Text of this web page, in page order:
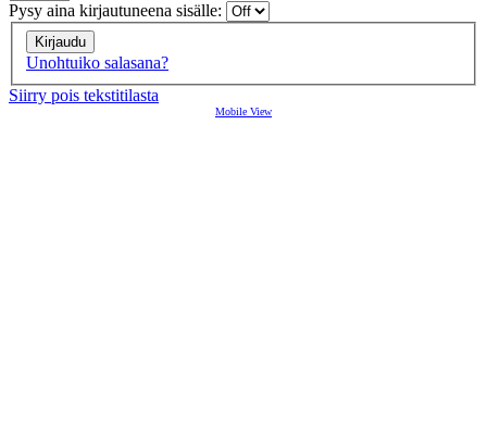
Pysy aina kirjautuneena sisälle:
Unohtuiko salasana?
Siirry pois tekstitilasta
Mobile View